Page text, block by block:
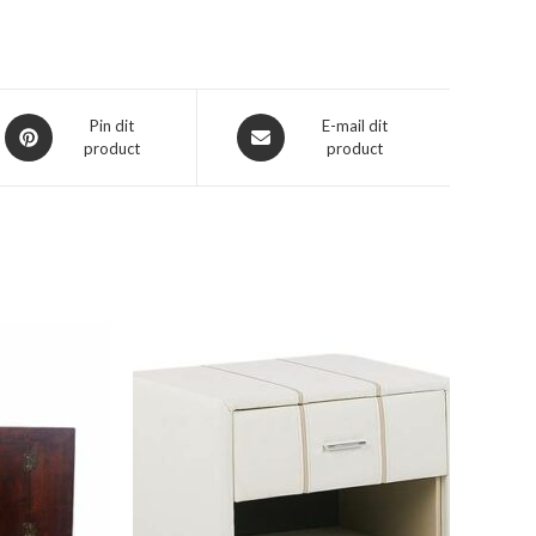
Opent
in
Pin dit
product
Opent
in
E-mail dit
product